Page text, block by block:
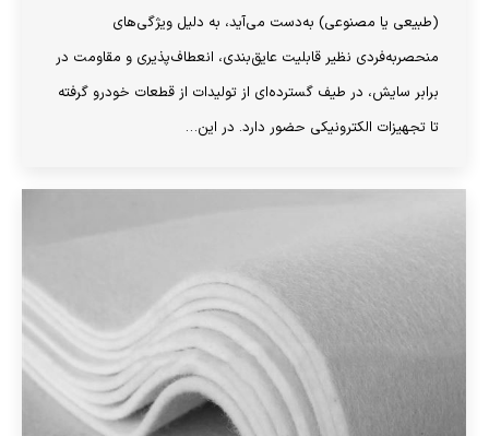
(طبیعی یا مصنوعی) به‌دست می‌آید، به دلیل ویژگی‌های
منحصربه‌فردی نظیر قابلیت عایق‌بندی، انعطاف‌پذیری و مقاومت در
برابر سایش، در طیف گسترده‌ای از تولیدات از قطعات خودرو گرفته
تا تجهیزات الکترونیکی حضور دارد. در این…